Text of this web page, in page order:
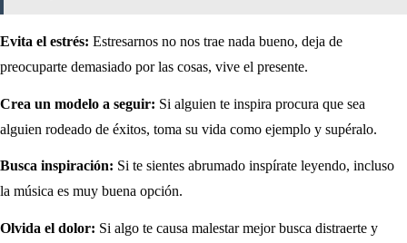
Evita el estrés: Estresarnos no nos trae nada bueno, deja de
preocuparte demasiado por las cosas, vive el presente.
Crea un modelo a seguir: Si alguien te inspira procura que sea
alguien rodeado de éxitos, toma su vida como ejemplo y supéralo.
Busca inspiración: Si te sientes abrumado inspírate leyendo, incluso
la música es muy buena opción.
Olvida el dolor: Si algo te causa malestar mejor busca distraerte y